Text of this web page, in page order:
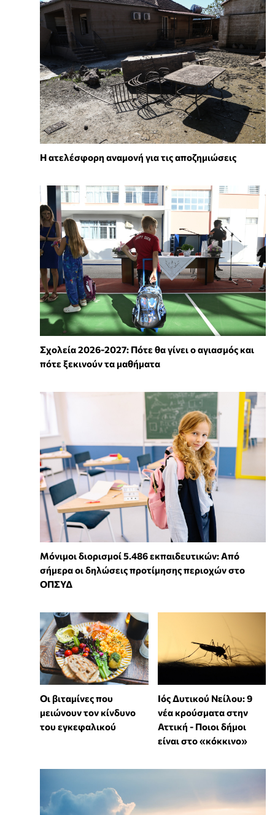
Η ατελέσφορη αναμονή για τις αποζημιώσεις
Σχολεία 2026-2027: Πότε θα γίνει ο αγιασμός και
πότε ξεκινούν τα μαθήματα
Μόνιμοι διορισμοί 5.486 εκπαιδευτικών: Από
σήμερα οι δηλώσεις προτίμησης περιοχών στο
ΟΠΣΥΔ
Οι βιταμίνες που
μειώνουν τον κίνδυνο
του εγκεφαλικού
Ιός Δυτικού Νείλου: 9
νέα κρούσματα στην
Αττική - Ποιοι δήμοι
είναι στο «κόκκινο»